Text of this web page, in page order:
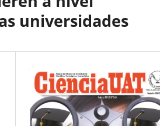
universidades